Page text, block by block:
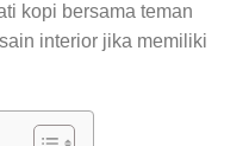
kopi bersama teman
interior jika memiliki